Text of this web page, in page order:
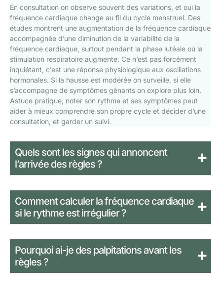
En consultation on observe souvent des variations, et oui la
fréquence cardiaque change au fil du cycle menstruel. Des
études montrent une augmentation de la fréquence cardiaque
accompagnée d’une diminution de la variabilité de la
fréquence cardiaque, surtout pendant la phase lutéale où la
stimulation respiratoire augmente. Ce n’est pas forcément
inquiétant, c’est une réponse physiologique aux oscillations
hormonales. Si la hausse est modérée on surveille, si elle
s’accompagne de symptômes gênants on explore plus loin.
Astuce pratique, noter son rythme et ses symptômes peut
aider à mieux comprendre son propre cycle et décider d’une
consultation, et garder un suivi.
Quels sont les signes qui annoncent
l’arrivée des règles ?
Comment calculer la fréquence cardiaque
si le rythme est irrégulier ?
Pourquoi ai-je des palpitations avant les
règles ?